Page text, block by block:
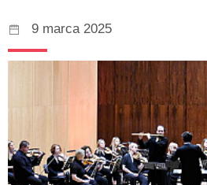
9 marca 2025